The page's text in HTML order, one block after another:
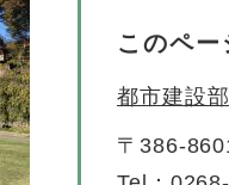
このペ
都市建設部
〒386-